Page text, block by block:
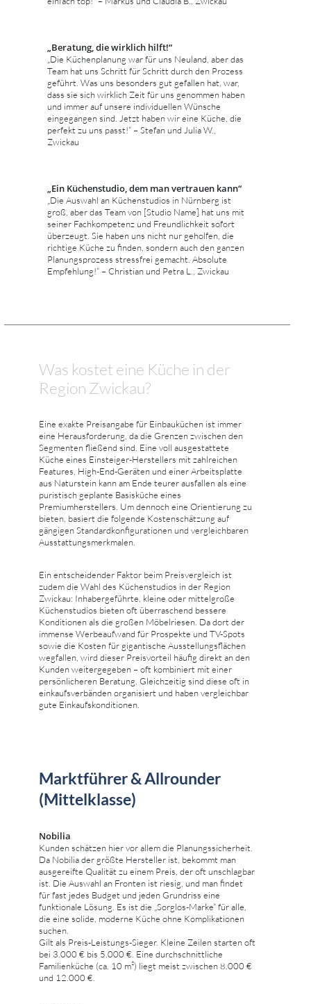
„Beratung, die wirklich hilft!“
„Die Küchenplanung war für uns Neuland, aber das
Team hat uns Schritt für Schritt durch den Prozess
geführt. Was uns besonders gut gefallen hat, war,
dass sie sich wirklich Zeit für uns genommen haben
und immer auf unsere individuellen Wünsche
eingegangen sind. Jetzt haben wir eine Küche, die
perfekt zu uns passt!“ – Stefan und Julia W.,
Zwickau
„Ein Küchenstudio, dem man vertrauen kann“
„Die Auswahl an Küchenstudios in Nürnberg ist
groß, aber das Team von [Studio Name] hat uns mit
seiner Fachkompetenz und Freundlichkeit sofort
überzeugt. Sie haben uns nicht nur geholfen, die
richtige Küche zu finden, sondern auch den ganzen
Planungsprozess stressfrei gemacht. Absolute
Empfehlung!“ – Christian und Petra L., Zwickau
Was kostet eine Küche in der
Region Zwickau?
Eine exakte Preisangabe für Einbauküchen ist immer
eine Herausforderung, da die Grenzen zwischen den
Segmenten fließend sind. Eine voll ausgestattete
Küche eines Einsteiger-Herstellers mit zahlreichen
Features, High-End-Geräten und einer Arbeitsplatte
aus Naturstein kann am Ende teurer ausfallen als eine
puristisch geplante Basisküche eines
Premiumherstellers. Um dennoch eine Orientierung zu
bieten, basiert die folgende Kostenschätzung auf
gängigen Standardkonfigurationen und vergleichbaren
Ausstattungsmerkmalen.
Ein entscheidender Faktor beim Preisvergleich ist
zudem die Wahl des Küchenstudios in der Region
Zwickau: Inhabergeführte, kleine oder mittelgroße
Küchenstudios bieten oft überraschend bessere
Konditionen als die großen Möbelriesen. Da dort der
immense Werbeaufwand für Prospekte und TV-Spots
sowie die Kosten für gigantische Ausstellungsflächen
wegfallen, wird dieser Preisvorteil häufig direkt an den
Kunden weitergegeben – oft kombiniert mit einer
persönlicheren Beratung. Gleichzeitig sind diese oft in
einkaufsverbänden organisiert und haben vergleichbar
gute Einkaufskonditionen.
Marktführer & Allrounder
(Mittelklasse)
Nobilia
Kunden schätzen hier vor allem die Planungssicherheit.
Da Nobilia der größte Hersteller ist, bekommt man
ausgereifte Qualität zu einem Preis, der oft unschlagbar
ist. Die Auswahl an Fronten ist riesig, und man findet
für fast jedes Budget und jeden Grundriss eine
funktionale Lösung. Es ist die „Sorglos-Marke“ für alle,
die eine solide, moderne Küche ohne Komplikationen
suchen.
Gilt als Preis-Leistungs-Sieger. Kleine Zeilen starten oft
bei 3.000 € bis 5.000 €. Eine durchschnittliche
Familienküche (ca. 10 m²) liegt meist zwischen 8.000 €
und 12.000 €.